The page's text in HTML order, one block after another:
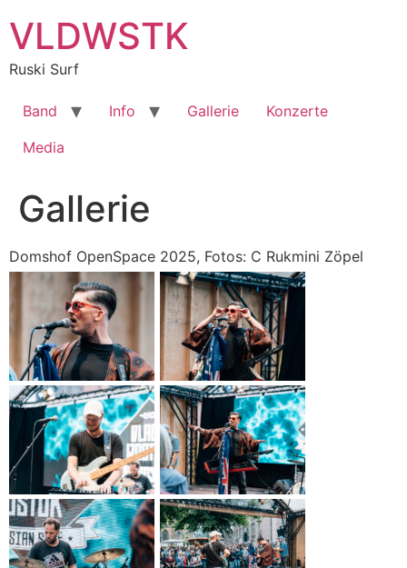
Inhalt
springen
VLDWSTK
Ruski Surf
Band Info Gallerie
Konzerte
Media
Gallerie
Domshof OpenSpace 2025, Fotos: C Rukmini Zöpel